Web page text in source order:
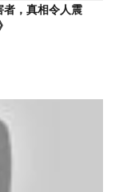
者，真相令人震